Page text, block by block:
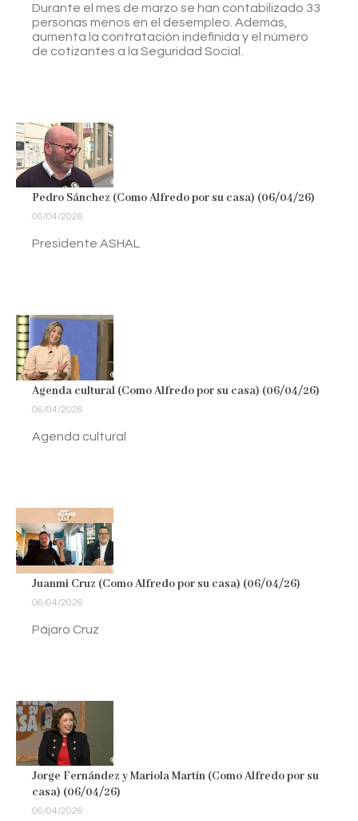
Durante el mes de marzo se han contabilizado 33
personas menos en el desempleo. Además,
aumenta la contratación indefinida y el número
de cotizantes a la Seguridad Social.
Pedro Sánchez (Como Alfredo por su casa) (06/04/26)
06/04/2026
Presidente ASHAL
Agenda cultural (Como Alfredo por su casa) (06/04/26)
06/04/2026
Agenda cultural
Juanmi Cruz (Como Alfredo por su casa) (06/04/26)
06/04/2026
Pájaro Cruz
Jorge Fernández y Mariola Martín (Como Alfredo por su
casa) (06/04/26)
06/04/2026